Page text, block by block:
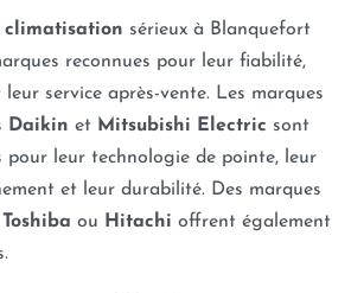
sérieux à Blanquefort
reconnues pour leur fiabilité,
service après-vente. Les marques
Daikin et Mitsubishi Electric sont
pour leur technologie de pointe, leur
et leur durabilité. Des marques
Toshiba ou Hitachi offrent également